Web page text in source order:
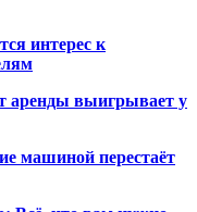
интерес к
аренды выигрывает у
машиной перестаёт